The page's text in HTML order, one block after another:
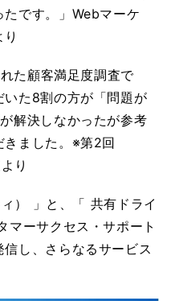
です。」Webマーケ
た顧客満足度調査で
た8割の方が「問題が
解決しなかったが参考
きました。※第2回
り
） 」と、「 共有ドライ
マーサクセス・サポート
し、さらなるサービス